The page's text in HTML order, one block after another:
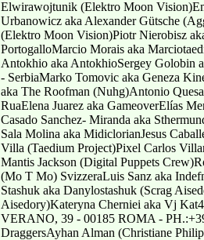
Elwirawojtunik (Elektro Moon
Urbanowicz aka Alexander Gütsche
(Elektro Moon Vision)Piotr Nierobisz
PortogalloMarcio Morais aka
Antokhio aka AntokhioSergey Golobin
- SerbiaMarko Tomovic aka Geneza
aka The Roofman (Nuhg)Antonio
RuaElena Juarez aka GameoverElías
Casado Sanchez- Miranda aka
Sala Molina aka MidiclorianJesus
Villa (Taedium Project)Pixel Carlos
Mantis Jackson (Digital Puppets
(Mo T Mo) SvizzeraLuis Sanz aka
Stashuk aka Danylostashuk (Scrag
Aisedory)Kateryna Cherniei aka Vj
VERANO, 39 - 00185 ROMA -
DraggersAyhan Alman (Christiane